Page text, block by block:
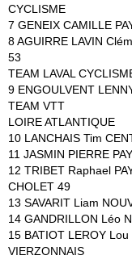
CYCLISME
7 GENEIX CAMILLE
8 AGUIRRE LAVIN
53
TEAM LAVAL
9 ENGOULVENT
TEAM VTT
LOIRE ATLANTIQUE
10 LANCHAIS Tim
11 JASMIN PIERRE
12 TRIBET Raphael
CHOLET 49
13 SAVARIT Liam
14 GANDRILLON Léo
15 BATIOT LEROY
VIERZONNAIS